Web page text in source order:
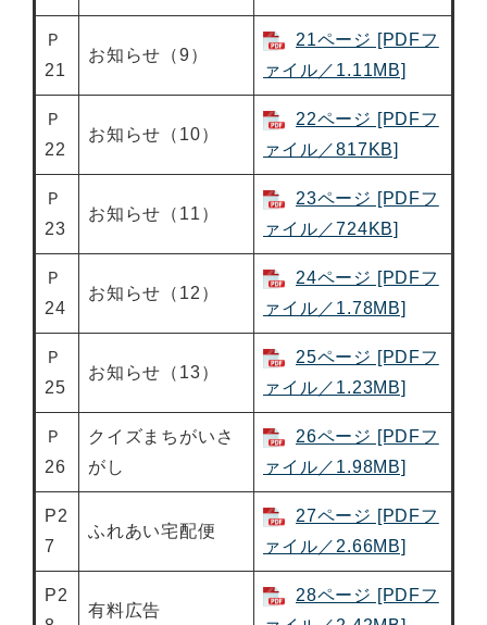
Ｐ
21
お知らせ（9）
21ページ [PDFフ
ァイル／1.11MB]
Ｐ
22
お知らせ（10）
22ページ [PDFフ
ァイル／817KB]
Ｐ
23
お知らせ（11）
23ページ [PDFフ
ァイル／724KB]
Ｐ
24
お知らせ（12）
24ページ [PDFフ
ァイル／1.78MB]
Ｐ
25
お知らせ（13）
25ページ [PDFフ
ァイル／1.23MB]
Ｐ
26
クイズまちがいさ
がし
26ページ [PDFフ
ァイル／1.98MB]
P2
7
ふれあい宅配便
27ページ [PDFフ
ァイル／2.66MB]
P2
有料広告
28ページ [PDFフ